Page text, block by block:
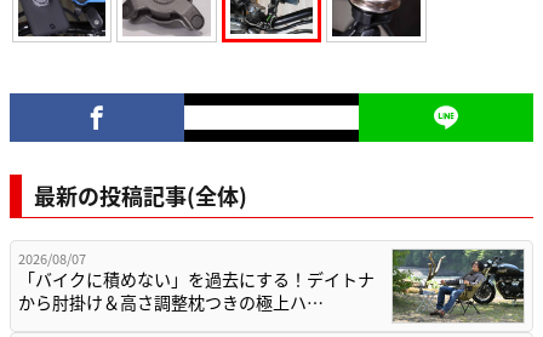
最新の投稿記事(全体)
2026/08/07
「バイクに積めない」を過去にする！デイトナ
から肘掛け＆高さ調整枕つきの極上ハ…